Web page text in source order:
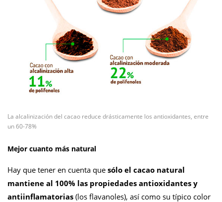
La alcalinización del cacao reduce drásticamente los antioxidantes, entre
un 60-78%
Mejor cuanto más natural
Hay que tener en cuenta que sólo el cacao natural
mantiene al 100% las propiedades antioxidantes y
antiinflamatorias (los flavanoles), así como su típico color